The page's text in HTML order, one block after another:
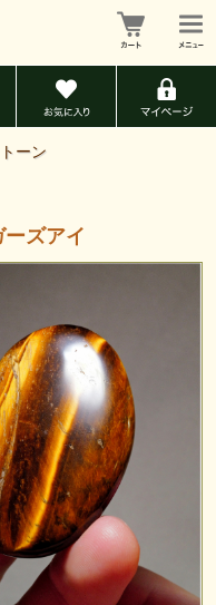
ーン
ズアイ